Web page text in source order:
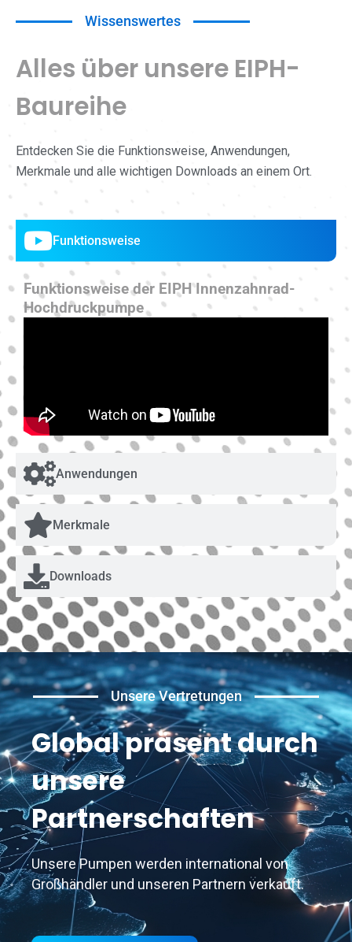
Wissenswertes
Alles über unsere EIPH-
Baureihe
Entdecken Sie die Funktionsweise, Anwendungen,
Merkmale und alle wichtigen Downloads an einem Ort.
Funktionsweise
Anwendungen
Merkmale
Downloads
Funktionsweise der EIPH Innenzahnrad-
Hochdruckpumpe
Unsere Vertretungen
Global präsent durch
unsere
Partnerschaften
Unsere Pumpen werden international von
Großhändler und unseren Partnern verkauft.